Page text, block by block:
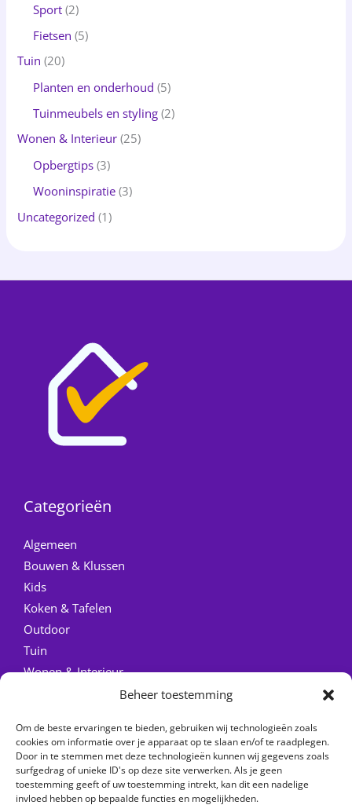
Beheer toestemming
Om de beste ervaringen te bieden, gebruiken wij technologieën zoals
cookies om informatie over je apparaat op te slaan en/of te raadplegen.
Door in te stemmen met deze technologieën kunnen wij gegevens zoals
surfgedrag of unieke ID's op deze site verwerken. Als je geen
toestemming geeft of uw toestemming intrekt, kan dit een nadelige
invloed hebben op bepaalde functies en mogelijkheden.
Sport (2)
Fietsen (5)
Tuin (20)
Planten en onderhoud (5)
Tuinmeubels en styling (2)
Wonen & Interieur (25)
Opbergtips (3)
Wooninspiratie (3)
Uncategorized (1)
Categorieën
Algemeen
Bouwen & Klussen
Kids
Koken & Tafelen
Outdoor
Tuin
Wonen & Interieur
Home
Over ons
Contact